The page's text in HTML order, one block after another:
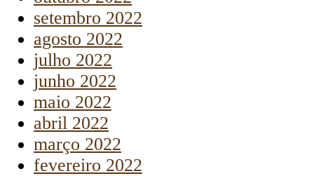
setembro 2022
agosto 2022
julho 2022
junho 2022
maio 2022
abril 2022
março 2022
fevereiro 2022